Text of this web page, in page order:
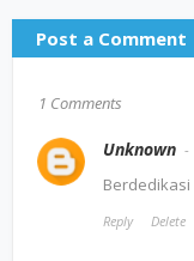
Post a Comment
1 Comments
Unknown
Berdedikasi
Reply Delete